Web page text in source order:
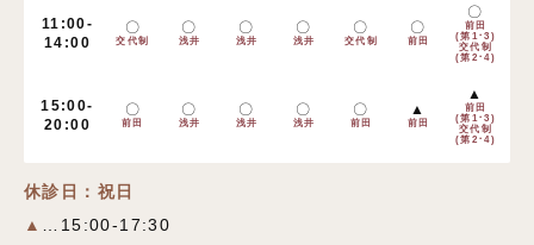
11:00-
14:00
〇
交代制
〇
浅井
〇
浅井
〇
浅井
〇
交代制
〇
前田
〇
前田
(第1･3)
交代制
(第2･4)
15:00-
20:00
〇
前田
〇
浅井
〇
浅井
〇
浅井
〇
前田
▲
前田
▲
前田
(第1･3)
交代制
(第2･4)
休診日：祝日
▲ …15:00-17:30